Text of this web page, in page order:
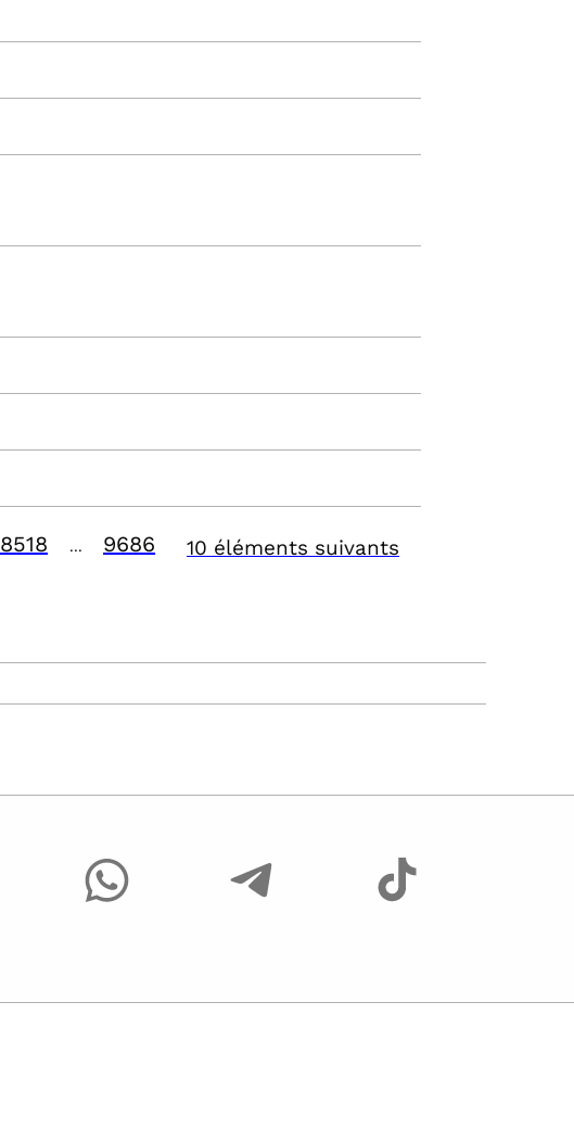
8518 9686 10 éléments suivants